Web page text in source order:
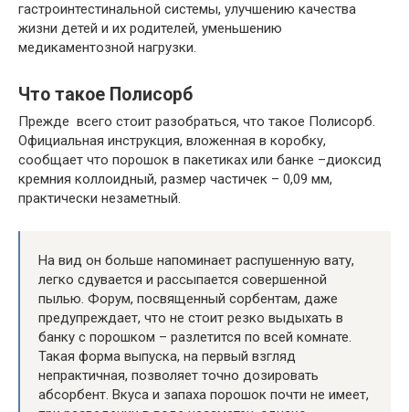
гастроинтестинальной системы, улучшению качества
жизни детей и их родителей, уменьшению
медикаментозной нагрузки.
Что такое Полисорб
Прежде всего стоит разобраться, что такое Полисорб.
Официальная инструкция, вложенная в коробку,
сообщает что порошок в пакетиках или банке –диоксид
кремния коллоидный, размер частичек – 0,09 мм,
практически незаметный.
На вид он больше напоминает распушенную вату,
легко сдувается и рассыпается совершенной
пылью. Форум, посвященный сорбентам, даже
предупреждает, что не стоит резко выдыхать в
банку с порошком – разлетится по всей комнате.
Такая форма выпуска, на первый взгляд
непрактичная, позволяет точно дозировать
абсорбент. Вкуса и запаха порошок почти не имеет,